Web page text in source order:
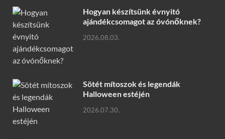
Hogyan készítsünk évnyitó
ajándékcsomagot az óvónőknek?
2026.08.03.
Sötét mítoszok és legendák
Halloween estéjén
2026.07.30.